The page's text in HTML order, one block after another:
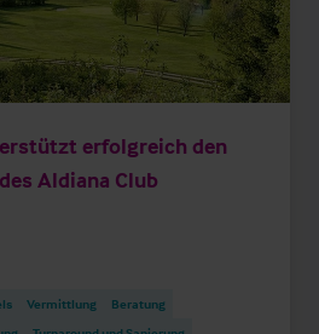
erfolgreich den
Aldiana Club
Vermittlung
Beratung